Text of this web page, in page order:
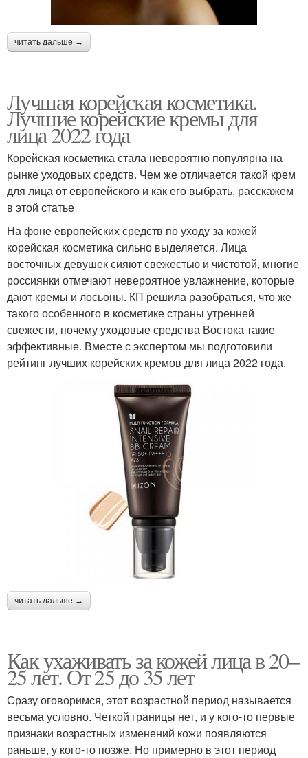
читать дальше →
Лучшая корейская косметика.
Лучшие корейские кремы для
лица 2022 года
Корейская косметика стала невероятно популярна на
рынке уходовых средств. Чем же отличается такой крем
для лица от европейского и как его выбрать, расскажем
в этой статье
На фоне европейских средств по уходу за кожей
корейская косметика сильно выделяется. Лица
восточных девушек сияют свежестью и чистотой, многие
россиянки отмечают невероятное увлажнение, которые
дают кремы и лосьоны. КП решила разобраться, что же
такого особенного в косметике страны утренней
свежести, почему уходовые средства Востока такие
эффективные. Вместе с экспертом мы подготовили
рейтинг лучших корейских кремов для лица 2022 года.
читать дальше →
Как ухаживать за кожей лица в 20–
25 лет. От 25 до 35 лет
Сразу оговоримся, этот возрастной период называется
весьма условно. Четкой границы нет, и у кого-то первые
признаки возрастных изменений кожи появляются
раньше, у кого-то позже. Но примерно в этот период